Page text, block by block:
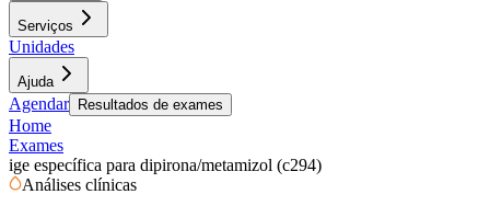
Serviços
Unidades
Ajuda
Agendar Resultados de exames
Home
Exames
ige específica para dipirona/metamizol (c294)
Análises clínicas